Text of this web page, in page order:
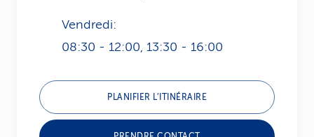
Vendredi:
08:30 - 12:00, 13:30 - 16:00
PLANIFIER L’ITINÉRAIRE